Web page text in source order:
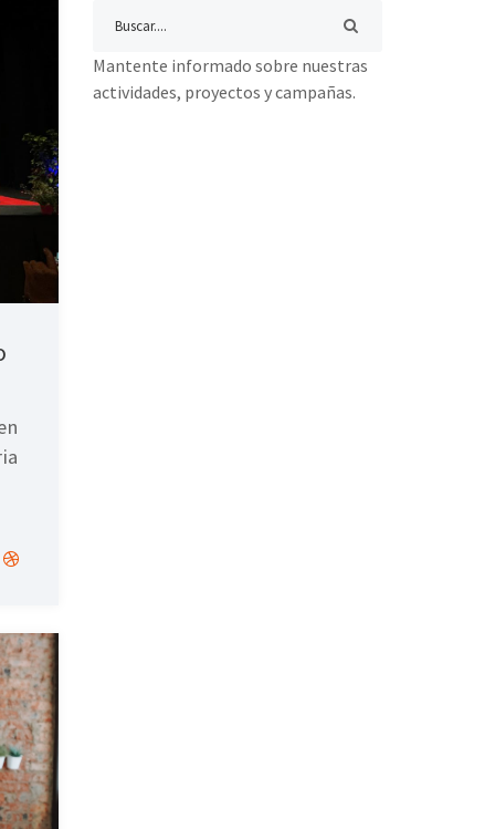
Mantente informado sobre nuestras
actividades, proyectos y campañas.